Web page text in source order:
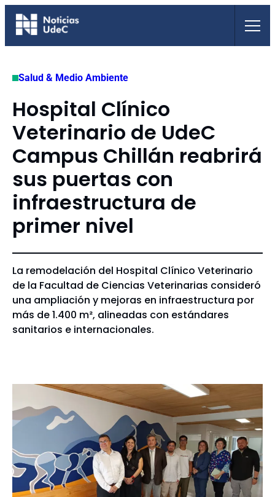
Saltar
Salud & Medio Ambiente
Hospital Clínico
Veterinario de UdeC
Campus Chillán reabrirá
sus puertas con
infraestructura de
primer nivel
La remodelación del Hospital Clínico Veterinario
de la Facultad de Ciencias Veterinarias consideró
una ampliación y mejoras en infraestructura por
más de 1.400 m², alineadas con estándares
sanitarios e internacionales.